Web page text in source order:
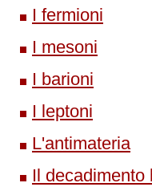
I fermioni
I mesoni
I barioni
I leptoni
L'antimateria
Il decadimento